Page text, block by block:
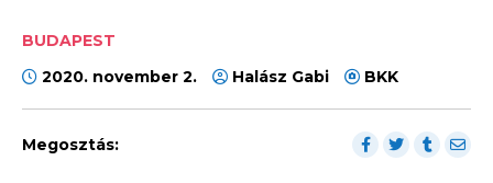
BUDAPEST
2020. november 2.
Halász Gabi BKK
Megosztás: